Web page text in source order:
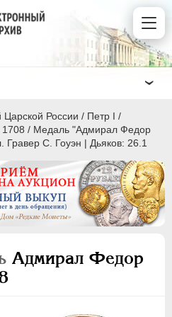
Царской России / Пeтр I /
/ Медаль "Адмирал Федор
С. Гоуэн | Дьяков: 26.1
Адмирал Федор